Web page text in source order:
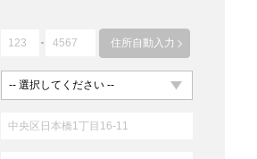
住所自動入力